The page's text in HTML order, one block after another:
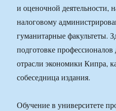
и оценочной деятельности,
налоговому
гуманитарные факультеты.
подготовке
отрасли экономики Кипра,
собеседница издания.
Обучение в университете